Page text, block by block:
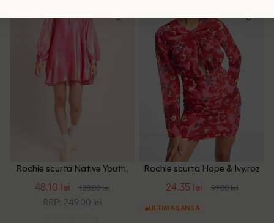
Rochie scurta Native Youth,
48.10 lei 128.00 lei
RRP: 249.00 lei
Rochie scurta Hope & Ivy, roz
24.35 lei 99.00 lei
ULTIMA ȘANSĂ